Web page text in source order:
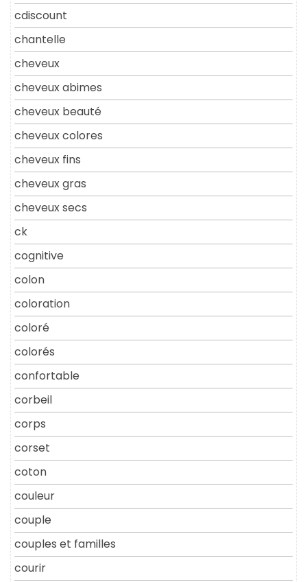
cdiscount
chantelle
cheveux
cheveux abimes
cheveux beauté
cheveux colores
cheveux fins
cheveux gras
cheveux secs
ck
cognitive
colon
coloration
coloré
colorés
confortable
corbeil
corps
corset
coton
couleur
couple
couples et familles
courir